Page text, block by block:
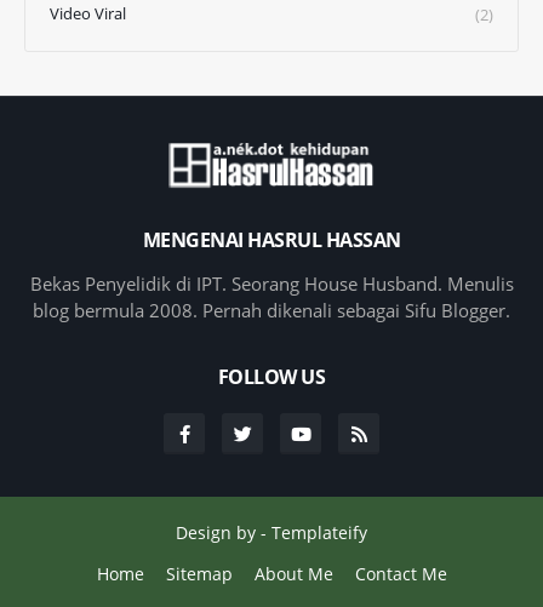
Video Viral
(2)
MENGENAI HASRUL HASSAN
Bekas Penyelidik di IPT. Seorang House Husband. Menulis
blog bermula 2008. Pernah dikenali sebagai Sifu Blogger.
FOLLOW US
Design by - Templateify
Home
Sitemap About Me Contact Me